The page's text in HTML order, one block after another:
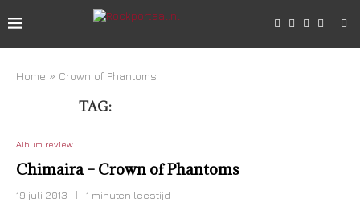
Home » Crown of Phantoms
TAG:
Album review
Chimaira – Crown of Phantoms
19 juli 2013 1 minuten leestijd